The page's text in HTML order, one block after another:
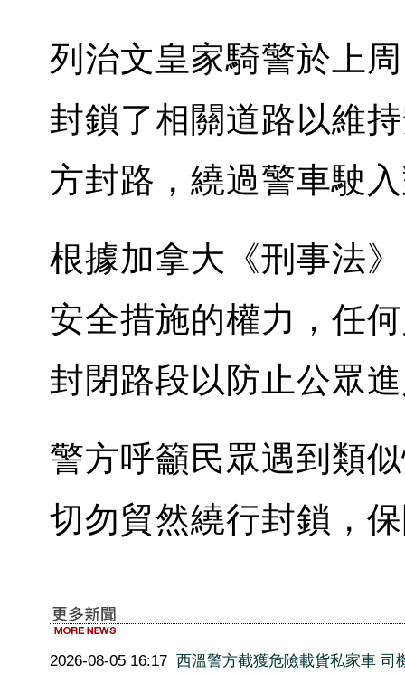
列治文皇家騎警於上
封鎖了相關道路以維
方封路，繞過警車駛
根據加拿大《刑事法
安全措施的權力，任
封閉路段以防止公眾
警方呼籲民眾遇到類
切勿貿然繞行封鎖，
2026-08-05 16:17 西溫警方截獲危險載貨私家車 司